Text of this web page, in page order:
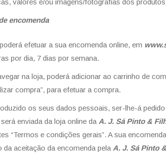
valores e/ou imagens/fotografias dos
encomenda
efetuar a sua encomenda online, em
por dia, 7 dias por semana.
na loja, poderá adicionar ao carrinho de
compra”, para efetuar a compra.
os seus dados pessoais, ser-lhe-á
enviada da loja online da A. J. Sá Pinto &
“Termos e condições gerais”. A sua
da aceitação da encomenda pela A. J. Sá Pinto